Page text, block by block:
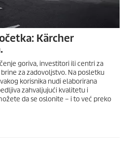
Kärcher
goriva, investitori ili centri za
za zadovoljstvo. Na posletku
korisnika nudi elaborirana
zahvaljujući kvalitetu i
da se oslonite – i to već preko